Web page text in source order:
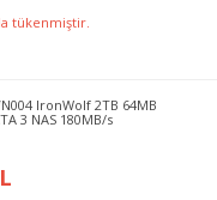
tükenmiştir.
IronWolf 2TB 64MB
3 NAS 180MB/s